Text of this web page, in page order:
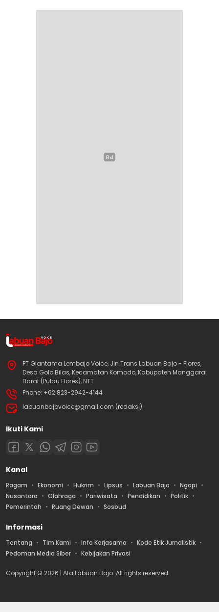
PT Giantama Lembajo Voice, Jln Trans Labuan Bajo - Flores,
Desa Golo Bilas, Kecamatan Komodo, Kabupaten Manggarai
Barat (Pulau Flores), NTT
Phone: +62 823-2942-4144
labuanbajovoice@gmail.com (redaksi)
Ikuti Kami
Kanal
Ragam Ekonomi Hukrim Lipsus Labuan Bajo
Ngopi
Nusantara
Olahraga Pariwisata Pendidikan
Politik
Pemerintah
Ruang Dewan Sosbud
Informasi
Tentang Tim Kami Info Kerjasama
Kode Etik Jurnalistik
Pedoman Media Siber
Kebijakan Privasi
Copyright © 2026 | Ata Labuan Bajo. All rights reserved.